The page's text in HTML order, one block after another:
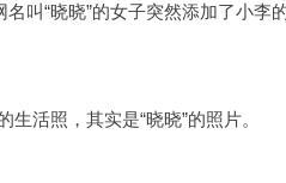
叫“晓晓”的女子突然添加了小李
活照，其实是“晓晓”的照片。